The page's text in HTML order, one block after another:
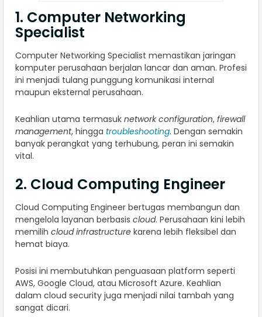
1. Computer Networking
Specialist
Computer Networking Specialist memastikan jaringan
komputer perusahaan berjalan lancar dan aman. Profesi
ini menjadi tulang punggung komunikasi internal
maupun eksternal perusahaan.
Keahlian utama termasuk network configuration, firewall
management, hingga troubleshooting. Dengan semakin
banyak perangkat yang terhubung, peran ini semakin
vital.
2. Cloud Computing Engineer
Cloud Computing Engineer bertugas membangun dan
mengelola layanan berbasis cloud. Perusahaan kini lebih
memilih cloud infrastructure karena lebih fleksibel dan
hemat biaya.
Posisi ini membutuhkan penguasaan platform seperti
AWS, Google Cloud, atau Microsoft Azure. Keahlian
dalam cloud security juga menjadi nilai tambah yang
sangat dicari.